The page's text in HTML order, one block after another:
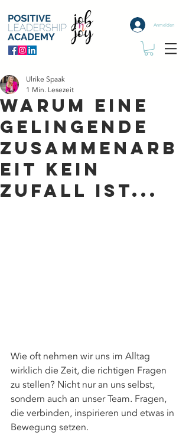
Anmelden
Warum eine
gelingende
Zusammenarb
eit kein
ZUfall ist...
Ulrike Spaak
1 Min. Lesezeit
Wie oft nehmen wir uns im Alltag
wirklich die Zeit, die richtigen Fragen
zu stellen? Nicht nur an uns selbst,
sondern auch an unser Team. Fragen,
die verbinden, inspirieren und etwas in
Bewegung setzen.